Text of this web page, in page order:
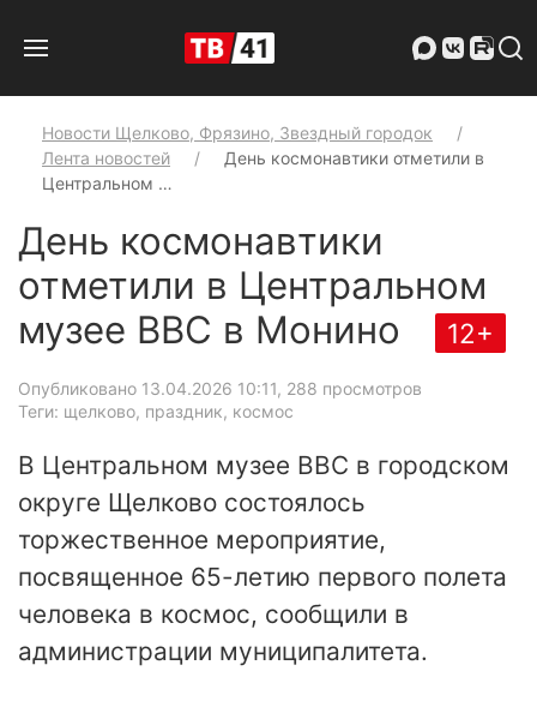
Новости Щелково, Фрязино, Звездный городок
Лента новостей
День космонавтики отметили в
Центральном …
День космонавтики
отметили в Центральном
музее ВВС в Монино
12+
Опубликовано 13.04.2026 10:11, 288 просмотров
Теги: щелково, праздник, космос
В Центральном музее ВВС в городском
округе Щелково состоялось
торжественное мероприятие,
посвященное 65-летию первого полета
человека в космос, сообщили в
администрации муниципалитета.